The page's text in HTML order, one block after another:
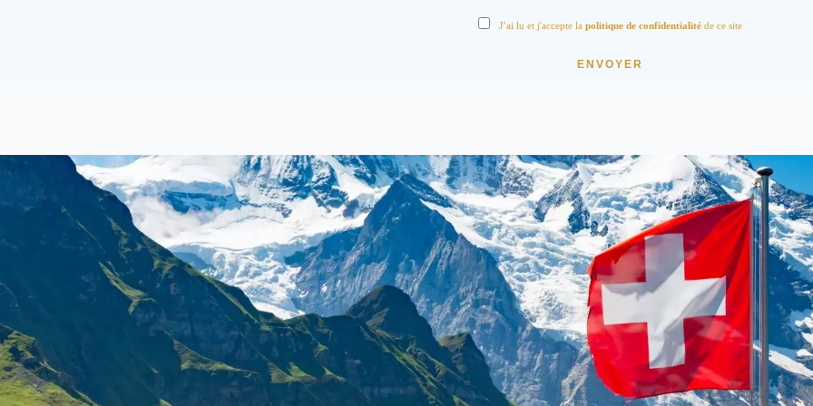
J’ai lu et j'accepte la politique de confidentialitéde ce site
ENVOYER